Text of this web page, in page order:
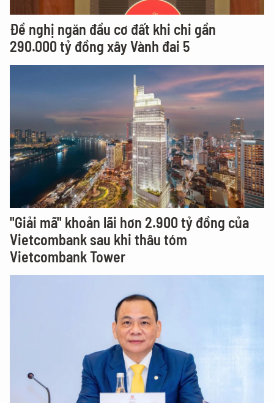
Đề nghị ngăn đầu cơ đất khi chi gần
290.000 tỷ đồng xây Vành đai 5
"Giải mã" khoản lãi hơn 2.900 tỷ đồng của
Vietcombank sau khi thâu tóm
Vietcombank Tower